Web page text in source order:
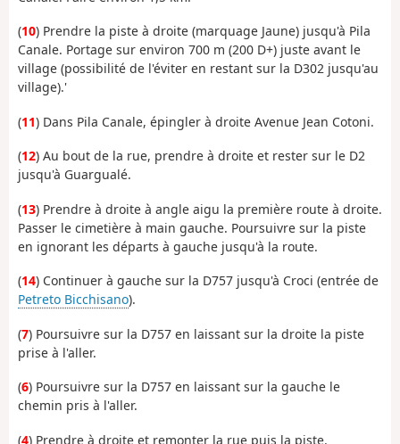
(10) Prendre la piste à droite (marquage Jaune) jusqu'à Pila
Canale. Portage sur environ 700 m (200 D+) juste avant le
village (possibilité de l'éviter en restant sur la D302 jusqu'au
village).'
(11) Dans Pila Canale, épingler à droite Avenue Jean Cotoni.
(12) Au bout de la rue, prendre à droite et rester sur le D2
jusqu'à Guargualé.
(13) Prendre à droite à angle aigu la première route à droite.
Passer le cimetière à main gauche. Poursuivre sur la piste
en ignorant les départs à gauche jusqu'à la route.
(14) Continuer à gauche sur la D757 jusqu'à Croci (entrée de
Petreto Bicchisano).
(7) Poursuivre sur la D757 en laissant sur la droite la piste
prise à l'aller.
(6) Poursuivre sur la D757 en laissant sur la gauche le
chemin pris à l'aller.
(4) Prendre à droite et remonter la rue puis la piste.